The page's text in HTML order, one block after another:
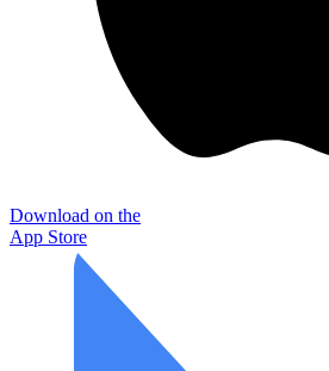
Download on the
App Store